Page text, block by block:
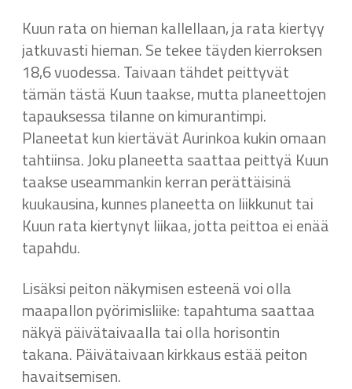
Kuun rata on hieman kallellaan, ja rata kiertyy
jatkuvasti hieman. Se tekee täyden kierroksen
18,6 vuodessa. Taivaan tähdet peittyvät
tämän tästä Kuun taakse, mutta planeettojen
tapauksessa tilanne on kimurantimpi.
Planeetat kun kiertävät Aurinkoa kukin omaan
tahtiinsa. Joku planeetta saattaa peittyä Kuun
taakse useammankin kerran perättäisinä
kuukausina, kunnes planeetta on liikkunut tai
Kuun rata kiertynyt liikaa, jotta peittoa ei enää
tapahdu.
Lisäksi peiton näkymisen esteenä voi olla
maapallon pyörimisliike: tapahtuma saattaa
näkyä päivätaivaalla tai olla horisontin
takana. Päivätaivaan kirkkaus estää peiton
havaitsemisen.